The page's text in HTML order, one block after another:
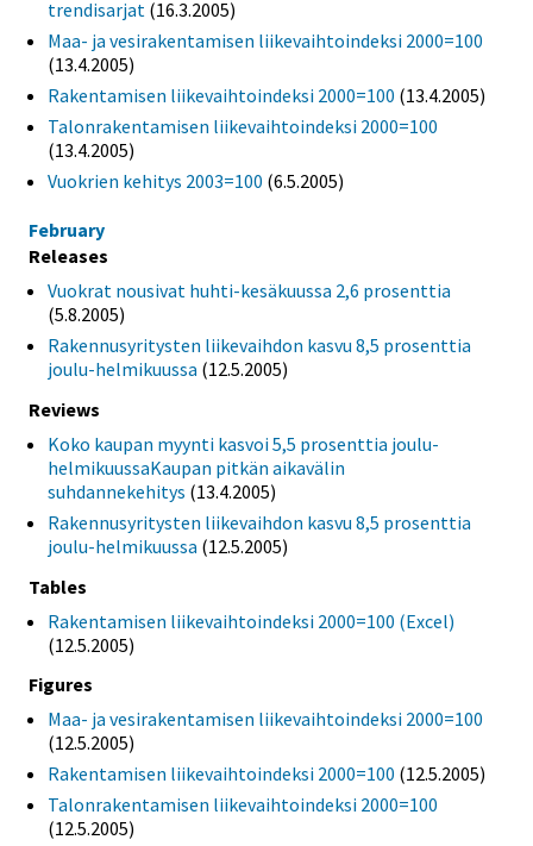
trendisarjat (16.3.2005)
Maa- ja vesirakentamisen liikevaihtoindeksi 2000=100
(13.4.2005)
Rakentamisen liikevaihtoindeksi 2000=100 (13.4.2005)
Talonrakentamisen liikevaihtoindeksi 2000=100
(13.4.2005)
Vuokrien kehitys 2003=100 (6.5.2005)
February
Releases
Vuokrat nousivat huhti-kesäkuussa 2,6 prosenttia
(5.8.2005)
Rakennusyritysten liikevaihdon kasvu 8,5 prosenttia
joulu-helmikuussa (12.5.2005)
Reviews
Koko kaupan myynti kasvoi 5,5 prosenttia joulu-
helmikuussaKaupan pitkän aikavälin
suhdannekehitys (13.4.2005)
Rakennusyritysten liikevaihdon kasvu 8,5 prosenttia
joulu-helmikuussa (12.5.2005)
Tables
Rakentamisen liikevaihtoindeksi 2000=100 (Excel)
(12.5.2005)
Figures
Maa- ja vesirakentamisen liikevaihtoindeksi 2000=100
(12.5.2005)
Rakentamisen liikevaihtoindeksi 2000=100 (12.5.2005)
Talonrakentamisen liikevaihtoindeksi 2000=100
(12.5.2005)